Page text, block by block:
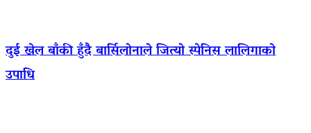
दुई खेल बाँकी हुँदै बार्सिलोनाले जित्यो स्पेनिस लालिगाको
उपाधि